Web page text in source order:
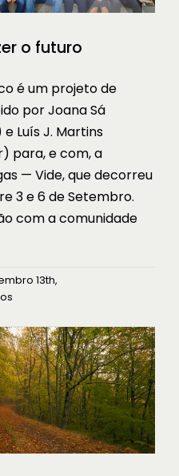
o futuro
é um projeto de
por Joana Sá
Luís J. Martins
para, e com, a
— Vide, que decorreu
3 e 6 de Setembro.
com a comunidade
13th,
de outono